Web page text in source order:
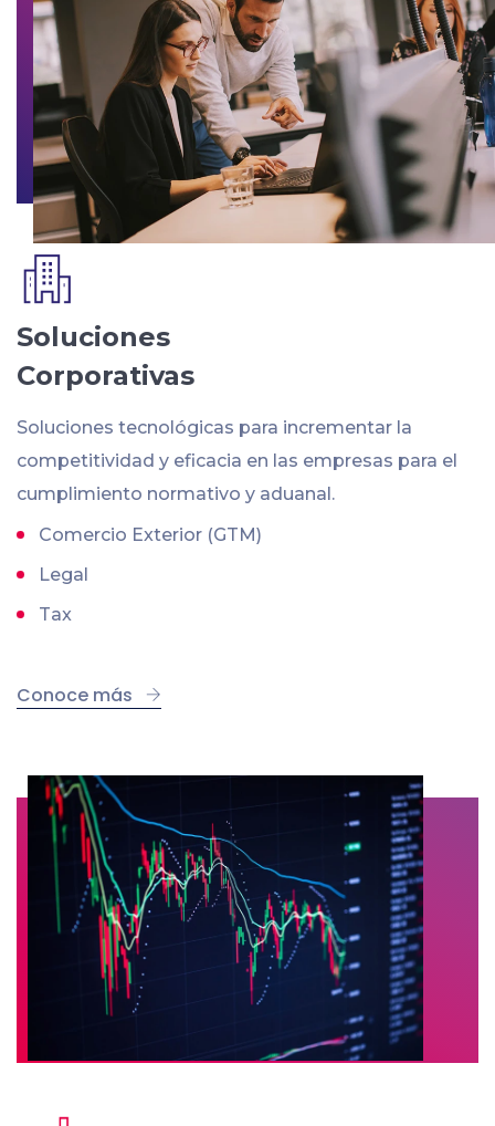
Soluciones
Corporativas
Soluciones tecnológicas para incrementar la
competitividad y eficacia en las empresas para el
cumplimiento normativo y aduanal.
Comercio Exterior (GTM)
Legal
Tax
Conoce más